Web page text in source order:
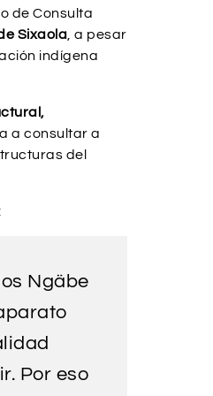
de Consulta
Sixaola, a pesar
indígena
a consultar a
del
Ngäbe
Por eso